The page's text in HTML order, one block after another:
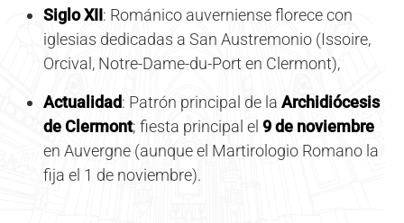
Siglo XII: Románico auverniense florece con
iglesias dedicadas a San Austremonio (Issoire,
Orcival, Notre-Dame-du-Port en Clermont),
Actualidad: Patrón principal de la Archidiócesis
de Clermont; fiesta principal el 9 de noviembre
en Auvergne (aunque el Martirologio Romano la
fija el 1 de noviembre).